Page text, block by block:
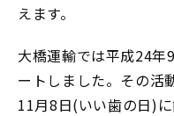
えます。
大橋運輸では平成24
ートしました。その活
11月8日(いい歯の日)